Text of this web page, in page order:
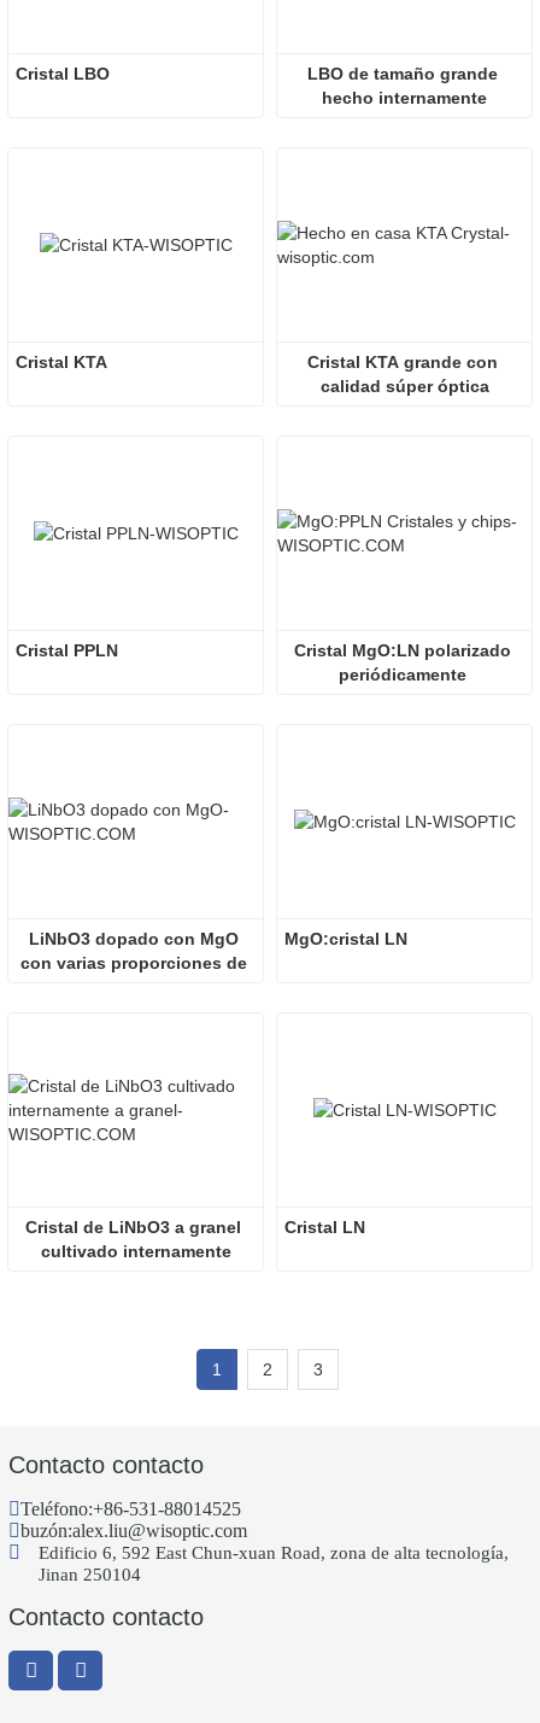
Cristal LBO
LBO de tamaño grande
hecho internamente
Cristal KTA
Cristal KTA grande con
calidad súper óptica
Cristal PPLN
Cristal MgO:LN polarizado
periódicamente
LiNbO3 dopado con MgO
con varias proporciones de
MgO:cristal LN
Cristal de LiNbO3 a granel
cultivado internamente
Cristal LN
1 2 3
Contacto contacto
Teléfono:+86-531-88014525
buzón:alex.liu@wisoptic.com
Edificio 6, 592 East Chun-xuan Road, zona de alta tecnología,
Jinan 250104
Contacto contacto